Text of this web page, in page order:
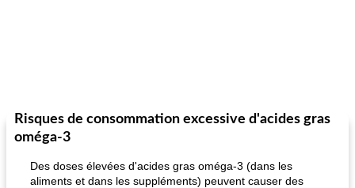
Risques de consommation excessive d'acides gras
oméga-3
Des doses élevées d'acides gras oméga-3 (dans les
aliments et dans les suppléments) peuvent causer des